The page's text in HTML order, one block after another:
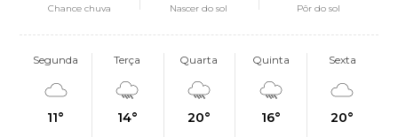
Chance chuva Nascer do sol Pôr do sol
Segunda
11°
Terça
14°
Quarta
20°
Quinta
16°
Sexta
20°